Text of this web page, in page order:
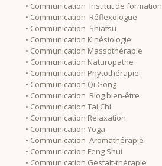
• Communication Institut de formation
• Communication Réflexologue
• Communication Shiatsu
• Communication Kinésiologie
• Communication Massothérapie
• Communication Naturopathe
• Communication Phytothérapie
• Communication Qi Gong
• Communication Blog bien-être
• Communication Tai Chi
• Communication Relaxation
• Communication Yoga
• Communication Aromathérapie
• Communication Feng Shui
• Communication Gestalt-thérapie